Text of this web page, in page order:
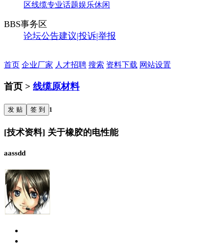
区线缆专业话题娱乐休闲
BBS事务区
论坛公告建议|投诉|举报
首页 企业厂家 人才招聘 搜索 资料下载 网站设置
首页 > 线缆原材料
发 贴 签 到 1
[技术资料] 关于橡胶的电性能
aassdd